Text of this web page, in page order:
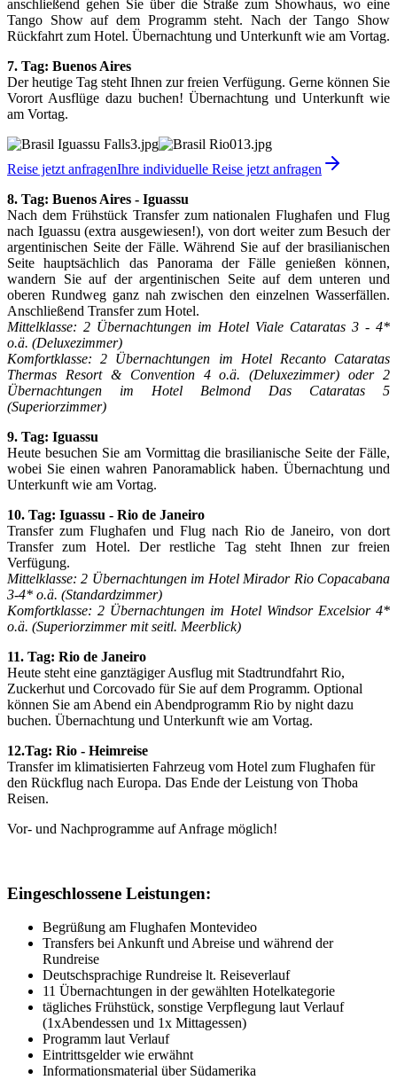
anschließend gehen Sie über die Straße zum Showhaus, wo eine
Tango Show auf dem Programm steht. Nach der Tango Show
Rückfahrt zum Hotel. Übernachtung und Unterkunft wie am Vortag.
7. Tag: Buenos Aires
Der heutige Tag steht Ihnen zur freien Verfügung. Gerne können Sie
Vorort Ausflüge dazu buchen! Übernachtung und Unterkunft wie
am Vortag.
Reise jetzt anfragenIhre individuelle Reise jetzt anfragen
8. Tag: Buenos Aires - Iguassu
Nach dem Frühstück Transfer zum nationalen Flughafen und Flug
nach Iguassu (extra ausgewiesen!), von dort weiter zum Besuch der
argentinischen Seite der Fälle. Während Sie auf der brasilianischen
Seite hauptsächlich das Panorama der Fälle genießen können,
wandern Sie auf der argentinischen Seite auf dem unteren und
oberen Rundweg ganz nah zwischen den einzelnen Wasserfällen.
Anschließend Transfer zum Hotel.
Mittelklasse: 2 Übernachtungen im Hotel Viale Cataratas 3 - 4*
o.ä. (Deluxezimmer)
Komfortklasse: 2 Übernachtungen im Hotel Recanto Cataratas
Thermas Resort & Convention 4 o.ä. (Deluxezimmer) oder 2
Übernachtungen im Hotel Belmond Das Cataratas 5
(Superiorzimmer)
9. Tag: Iguassu
Heute besuchen Sie am Vormittag die brasilianische Seite der Fälle,
wobei Sie einen wahren Panoramablick haben. Übernachtung und
Unterkunft wie am Vortag.
10. Tag: Iguassu - Rio de Janeiro
Transfer zum Flughafen und Flug nach Rio de Janeiro, von dort
Transfer zum Hotel. Der restliche Tag steht Ihnen zur freien
Verfügung.
Mittelklasse: 2 Übernachtungen im Hotel Mirador Rio Copacabana
3-4* o.ä. (Standardzimmer)
Komfortklasse: 2 Übernachtungen im Hotel Windsor Excelsior 4*
o.ä. (Superiorzimmer mit seitl. Meerblick)
11. Tag: Rio de Janeiro
Heute steht eine ganztägiger Ausflug mit Stadtrundfahrt Rio,
Zuckerhut und Corcovado für Sie auf dem Programm. Optional
können Sie am Abend ein Abendprogramm Rio by night dazu
buchen. Übernachtung und Unterkunft wie am Vortag.
12.Tag: Rio - Heimreise
Transfer im klimatisierten Fahrzeug vom Hotel zum Flughafen für
den Rückflug nach Europa. Das Ende der Leistung von Thoba
Reisen.
Vor- und Nachprogramme auf Anfrage möglich!
Eingeschlossene Leistungen:
Begrüßung am Flughafen Montevideo
Transfers bei Ankunft und Abreise und während der
Rundreise
Deutschsprachige Rundreise lt. Reiseverlauf
11 Übernachtungen in der gewählten Hotelkategorie
tägliches Frühstück, sonstige Verpflegung laut Verlauf
(1xAbendessen und 1x Mittagessen)
Programm laut Verlauf
Eintrittsgelder wie erwähnt
Informationsmaterial über Südamerika